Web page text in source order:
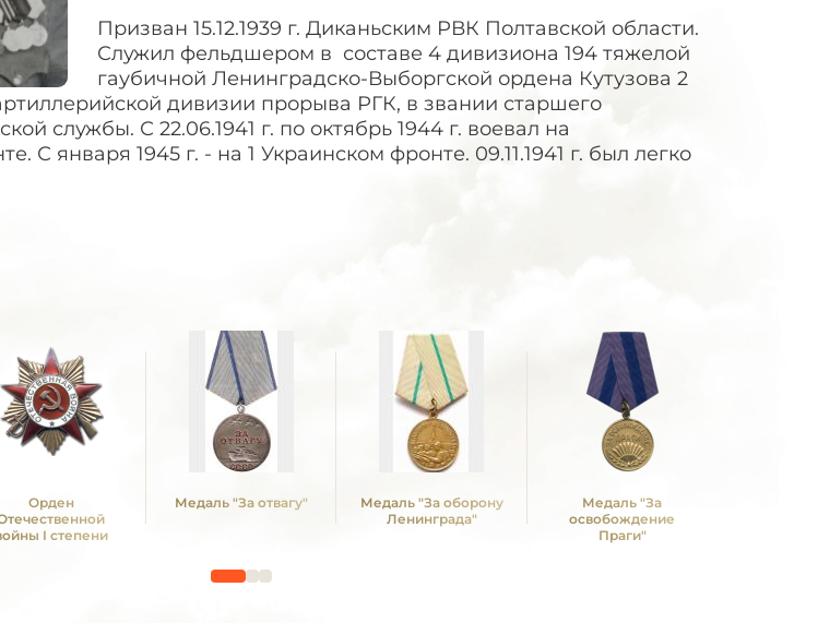
Призван 15.12.1939 г. Диканьским РВК Полтавской области.
Служил фельдшером в составе 4 дивизиона 194 тяжелой
гаубичной Ленинградско-Выборгской ордена Кутузова 2
дивизии прорыва РГК, в звании старшего
службы. С 22.06.1941 г. по октябрь 1944 г. воевал на
С января 1945 г. - на 1 Украинском фронте. 09.11.1941 г. был легко
Орден
I степени
Медаль "За отвагу"
Медаль "За оборону
Ленинграда"
Медаль "За
освобождение
Праги"